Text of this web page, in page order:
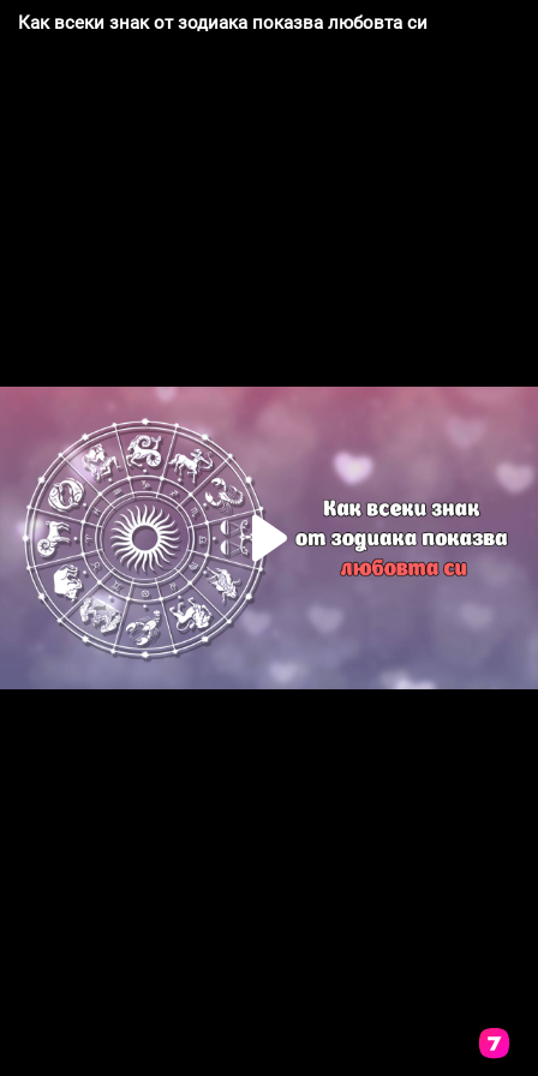
Как всеки знак от зодиака показва любовта си